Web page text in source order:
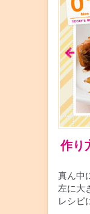
作り
真ん中
左に大
レシピ